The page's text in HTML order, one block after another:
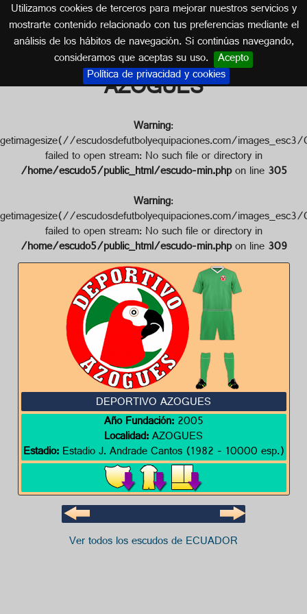
Utilizamos cookies de terceros para mejorar nuestros servicios y
mostrarte contenido relacionado con tus preferencias mediante el
análisis de los hábitos de navegación. Si continúas navegando,
consideramos que aceptas su uso. Acepto
Política de privacidad y cookies
Escudo de DEPORTIVO
AZOGUES
ECUADOR
Warning:
getimagesize(//escudosdefutbolyequipaciones.com/
failed to open stream: No such file or directory in
/home/escudo5/public_html/escudo-min.phpon line305
Warning:
getimagesize(//escudosdefutbolyequipaciones.com/
failed to open stream: No such file or directory in
/home/escudo5/public_html/escudo-min.phpon line309
DEPORTIVO AZOGUES
Año Fundación:2005
Localidad:AZOGUES
Estadio:Estadio J. Andrade Cantos (1982 - 10000 esp.)
Ver todos los escudos de ECUADOR